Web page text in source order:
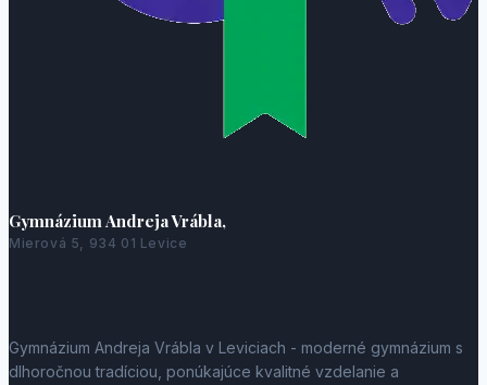
Gymnázium Andreja Vrábla,
Mierová 5, 934 01 Levice
Gymnázium Andreja Vrábla v Leviciach - moderné gymnázium s
dlhoročnou tradíciou, ponúkajúce kvalitné vzdelanie a